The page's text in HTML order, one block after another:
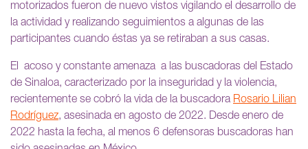
motorizados fueron de nuevo vistos vigilando el desarrollo de
la actividad y realizando seguimientos a algunas de las
participantes cuando éstas ya se retiraban a sus casas.
El acoso y constante amenaza a las buscadoras del Estado
de Sinaloa, caracterizado por la inseguridad y la violencia,
recientemente se cobró la vida de la buscadora Rosario Lilian
Rodríguez, asesinada en agosto de 2022. Desde enero de
2022 hasta la fecha, al menos 6 defensoras buscadoras han